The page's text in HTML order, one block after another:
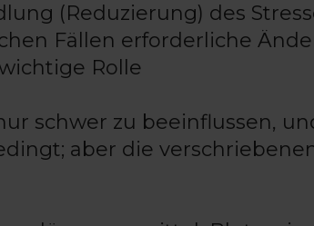
(Reduzierung) des
Fällen erforderliche
Rolle
schwer zu beeinflussen,
aber die